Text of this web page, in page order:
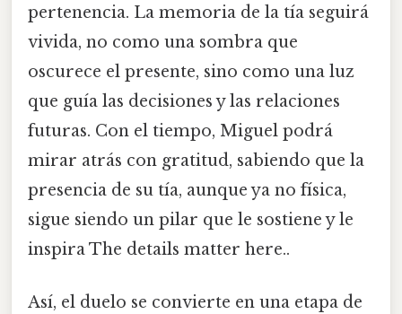
pertenencia. La memoria de la tía seguirá
vivida, no como una sombra que
oscurece el presente, sino como una luz
que guía las decisiones y las relaciones
futuras. Con el tiempo, Miguel podrá
mirar atrás con gratitud, sabiendo que la
presencia de su tía, aunque ya no física,
sigue siendo un pilar que le sostiene y le
inspira The details matter here..
Así, el duelo se convierte en una etapa de